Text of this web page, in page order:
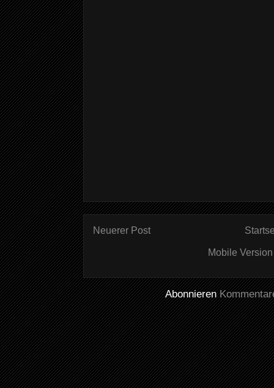
Neuerer Post
Mobile
Abonnieren